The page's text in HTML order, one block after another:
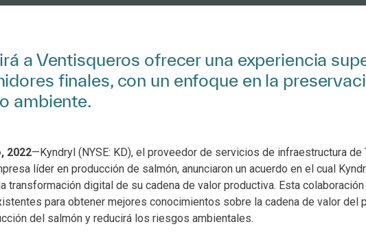
a Ventisqueros ofrecer una experiencia
finales, con un enfoque en la
ambiente.
2022—Kyndryl (NYSE: KD), el proveedor de servicios de infraestructura de
líder en producción de salmón, anunciaron un acuerdo en el cual
transformación digital de su cadena de valor productiva. Esta
para obtener mejores conocimientos sobre la cadena de valor del
del salmón y reducirá los riesgos ambientales.